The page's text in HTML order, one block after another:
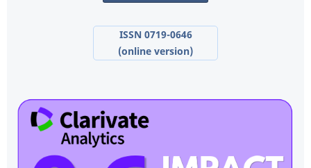
ISSN 0719-0646
(online version)